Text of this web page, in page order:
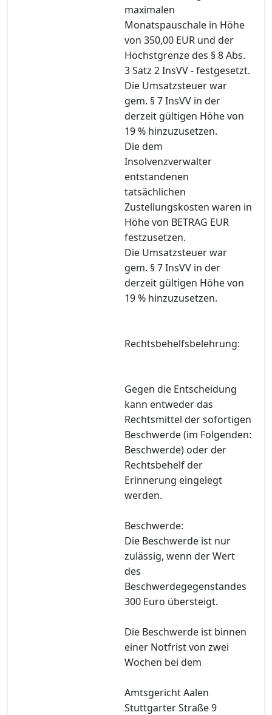
maximalen
Monatspauschale in Höhe
von 350,00 EUR und der
Höchstgrenze des § 8 Abs.
3 Satz 2 InsVV - festgesetzt.
Die Umsatzsteuer war
gem. § 7 InsVV in der
derzeit gültigen Höhe von
19 % hinzuzusetzen.
Die dem
Insolvenzverwalter
entstandenen
tatsächlichen
Zustellungskosten waren in
Höhe von BETRAG EUR
festzusetzen.
Die Umsatzsteuer war
gem. § 7 InsVV in der
derzeit gültigen Höhe von
19 % hinzuzusetzen.
Rechtsbehelfsbelehrung:
Gegen die Entscheidung
kann entweder das
Rechtsmittel der sofortigen
Beschwerde (im Folgenden:
Beschwerde) oder der
Rechtsbehelf der
Erinnerung eingelegt
werden.
Beschwerde:
Die Beschwerde ist nur
zulässig, wenn der Wert
des
Beschwerdegegenstandes
300 Euro übersteigt.
Die Beschwerde ist binnen
einer Notfrist von zwei
Wochen bei dem
Amtsgericht Aalen
Stuttgarter Straße 9